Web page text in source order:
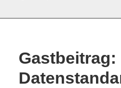
Gastbeitrag: